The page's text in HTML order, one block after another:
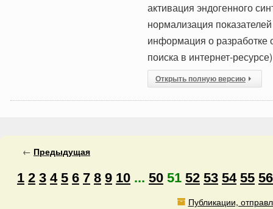
активация эндогенного
нормализация
информация о разработке
поиска в интернет-
Открыть полную версию
← Предыдущая
1 2 3 4 5 6 7 8 9 10 ... 50 51 52 53 54 55 56
Публикации,